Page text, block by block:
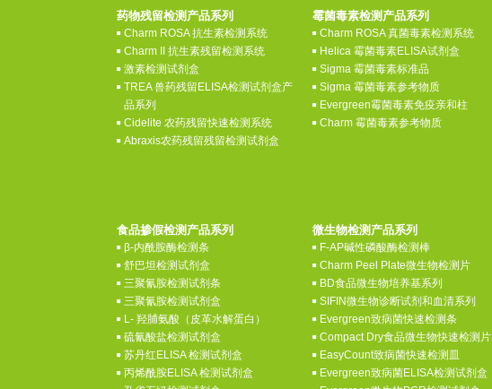
药物残留检测产品系列
Charm ROSA 抗生素检测系统
Charm II 抗生素残留检测系统
激素检测试剂盒
TREA 兽药残留ELISA检测试剂盒产
品系列
Cidelite 农药残留快速检测系统
Abraxis农药残留残留检测试剂盒
霉菌毒素检测产品系列
Charm ROSA 真菌毒素检测系统
Helica 霉菌毒素ELISA试剂盒
Sigma 霉菌毒素标准品
Sigma 霉菌毒素参考物质
Evergreen霉菌毒素免疫亲和柱
Charm 霉菌毒素参考物质
食品掺假检测产品系列
β-内酰胺酶检测条
舒巴坦检测试剂盒
三聚氰胺检测试剂条
三聚氰胺检测试剂盒
L- 羟脯氨酸（皮革水解蛋白）
硫氰酸盐检测试剂盒
苏丹红ELISA 检测试剂盒
丙烯酰胺ELISA 检测试剂盒
微生物检测产品系列
F-AP碱性磷酸酶检测棒
Charm Peel Plate微生物检测片
BD食品微生物培养基系列
SIFIN微生物诊断试剂和血清系列
Evergreen致病菌快速检测条
Compact Dry食品微生物快速检测片
EasyCount致病菌快速检测皿
Evergreen致病菌ELISA检测试剂盒